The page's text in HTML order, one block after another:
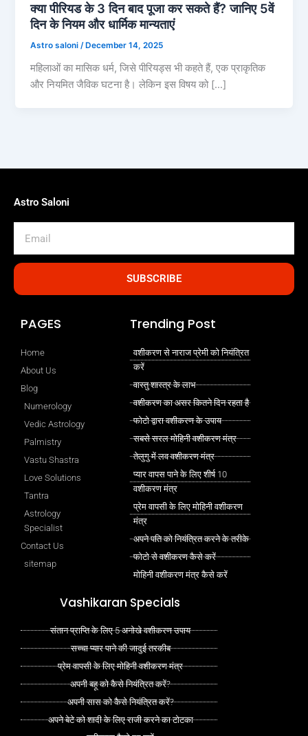
क्या पीरियड के 3 दिन बाद पूजा कर सकते हैं? जानिए 5वें
दिन के नियम और धार्मिक मान्यताएं
Astro saloni/ December 14, 2025
महिलाओं का मासिक धर्म, जिसे पीरियड्स भी कहते हैं, एक प्राकृतिक
और नियमित जैविक घटना है। लेकिन इस विषय को […]
Astro Saloni
SUBSCRIBE
PAGES
Home
About Us
Blog
Numerology
Vedic Astrology
Palmistry
Vastu Shastra
Love Solutions
Tantra
Astrology
Specialist
Contact Us
sitemap
Trending Post
वशीकरण से नाराज प्रेमी को नियंत्रित
करें
वास्तु शास्त्र के लाभ
वशीकरण का असर कितने दिन रहता है
फोटो द्वारा वशीकरण के उपाय
सबसे सरल मोहिनी वशीकरण मंत्र
तेलुगु में लव वशीकरण मंत्र
प्यार वापस पाने के लिए शीर्ष 10
वशीकरण मंत्र
प्रेम वापसी के लिए मोहिनी वशीकरण
मंत्र
अपने पति को नियंत्रित करने के तरीके
फोटो से वशीकरण कैसे करें
मोहिनी वशीकरण मंत्र कैसे करें
Vashikaran Specials
संतान प्राप्ति के लिए 5 अनोखे वशीकरण उपाय
सच्चा प्यार पाने की जादुई तरकीब
प्रेम वापसी के लिए मोहिनी वशीकरण मंत्र
अपनी बहू को कैसे नियंत्रित करें?
अपनी सास को कैसे नियंत्रित करें?
अपने बेटे को शादी के लिए राजी करने का टोटका